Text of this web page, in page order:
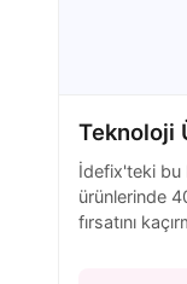
Teknoloji
İdefix'teki bu
ürünlerinde
fırsatını